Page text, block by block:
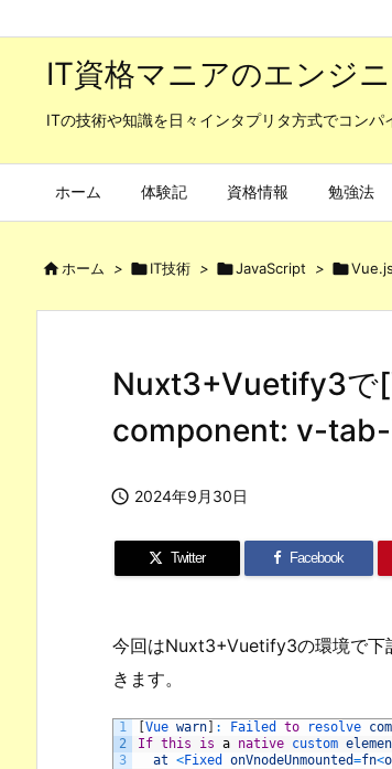
IT資格マニアのエンジ
ITの技術や知識を日々インタプリタ方式でコンパ
ホーム 体験記 資格情報 勉強法
ホーム > IT技術 > JavaScript > Vue.js
Nuxt3+Vuetify3で
component: v-
 2024年9月30日
Twitter Facebook
今回はNuxt3+Vuetify3の環境で下
きます。
1
2
3
[Vue warn] : Failed to resolve
If this is a native custom
at <Fixed onVnodeUnmounted=fn<